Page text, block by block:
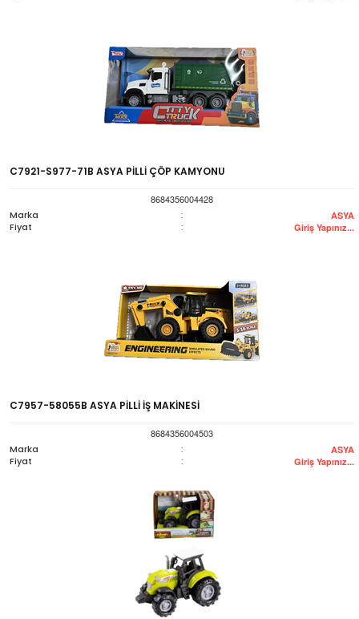
C7921-S977-71B ASYA PİLLİ ÇÖP KAMYONU
8684356004428
Marka
: ASYA
Fiyat : Giriş Yapınız...
C7957-58055B ASYA PİLLİ İŞ MAKİNESİ
8684356004503
Marka
: ASYA
Fiyat : Giriş Yapınız...